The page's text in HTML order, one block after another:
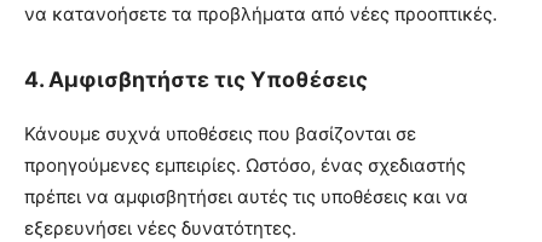
να κατανοήσετε τα προβλήματα από νέες προοπτικές.
4. Αμφισβητήστε τις Υποθέσεις
Κάνουμε συχνά υποθέσεις που βασίζονται σε
προηγούμενες εμπειρίες. Ωστόσο, ένας σχεδιαστής
πρέπει να αμφισβητήσει αυτές τις υποθέσεις και να
εξερευνήσει νέες δυνατότητες.